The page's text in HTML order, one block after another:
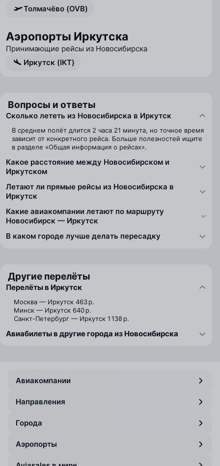
Толмачёво (OVB)
Аэропорты Иркутска
Принимающие рейсы из Новосибирска
Иркутск (IKT)
Вопросы и ответы
Сколько лететь из Новосибирска в Иркутск
В среднем полёт длится 2 часа 21 минута, но точное время
зависит от конкретного рейса. Больше полезностей ищите
в разделе «Общая информация о рейсах».
Какое расстояние между Новосибирском и
Иркутском
Летают ли прямые рейсы из Новосибирска в
Иркутск
Какие авиакомпании летают по маршруту
Новосибирск — Иркутск
В каком городе лучше делать пересадку
Другие перелёты
Перелёты в Иркутск
Москва — Иркутск 463 р.
Минск — Иркутск 640 р.
Санкт-Петербург — Иркутск 1 138 р.
Авиабилеты в другие города из Новосибирска
Авиакомпании
Направления
Города
Аэропорты